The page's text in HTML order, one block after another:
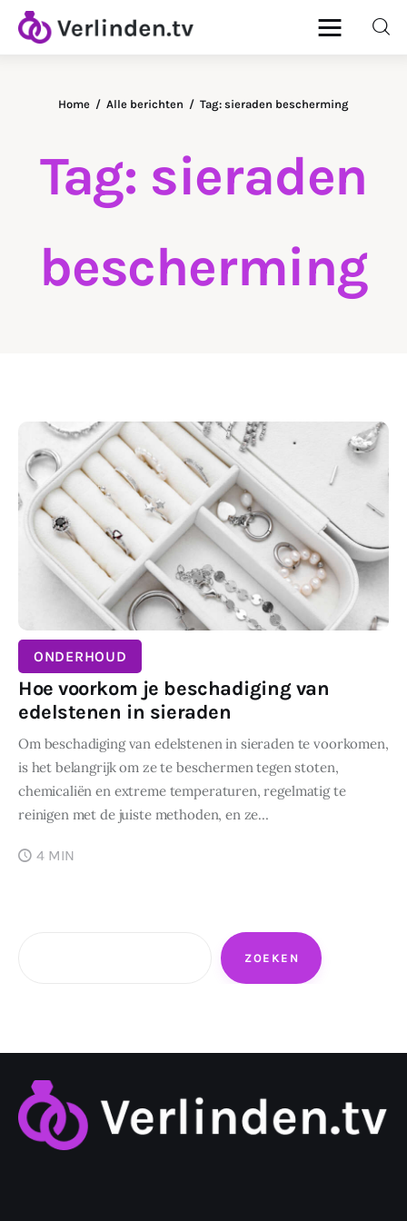
Tag: sieraden
bescherming
Home Alle berichten Tag: sieraden bescherming
Diamanten
Horloges
ONDERHOUD
Hoe voorkom je beschadiging van
edelstenen in sieraden
Om beschadiging van edelstenen in sieraden te voorkomen,
is het belangrijk om ze te beschermen tegen stoten,
chemicaliën en extreme temperaturen, regelmatig te
reinigen met de juiste methoden, en ze…
4 MIN
ZOEKEN